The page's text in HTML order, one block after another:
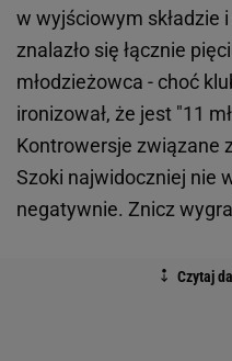
w wyjściowym składzie
znalazło się łącznie
młodzieżowca - choć
ironizował, że jest "11
Kontrowersje związane
Szoki najwidoczniej nie
negatywnie. Znicz